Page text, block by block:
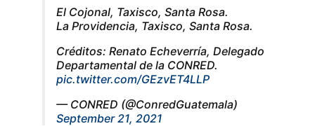
El Cojonal, Taxisco, Santa Rosa.
La Providencia, Taxisco, Santa Rosa.
Créditos: Renato Echeverría, Delegado
Departamental de la CONRED.
pic.twitter.com/GEzvET4LLP
— CONRED (@ConredGuatemala)
September 21, 2021